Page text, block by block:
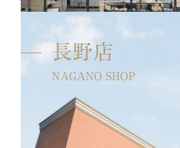
長野店
NAGANO SHOP